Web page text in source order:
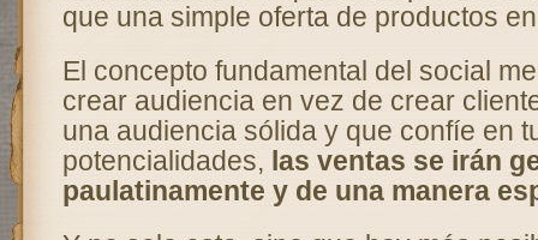
que una simple oferta de productos
El concepto fundamental del social
crear audiencia en vez de crear
una audiencia sólida y que confíe en
potencialidades, las ventas se irán
paulatinamente y de una manera